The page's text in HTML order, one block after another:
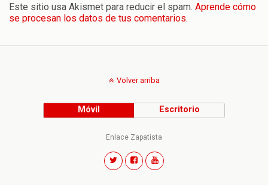
Este sitio usa Akismet para reducir el spam. Aprende cómo
se procesan los datos de tus comentarios.
Volver arriba
Móvil Escritorio
Enlace Zapatista